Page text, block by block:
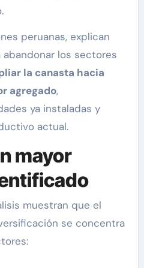
peruanas, explican
los sectores
la canasta hacia
agregado,
ya instaladas y
actual.
mayor
muestran que el
se concentra